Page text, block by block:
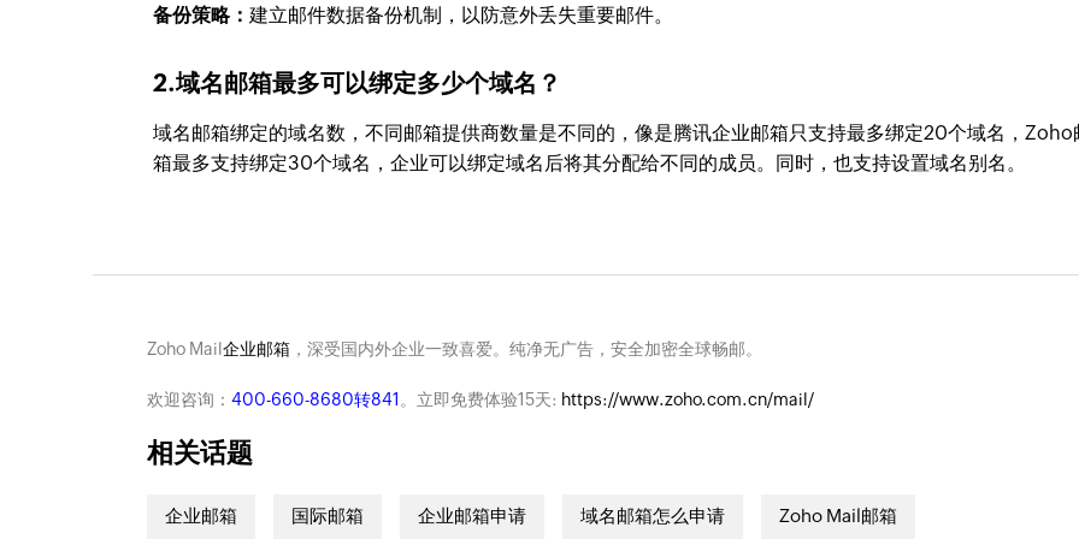
备份策略：建立邮件数据备份机制，以防意外丢失重要邮件。
2.域名邮箱最多可以绑定多少个域名？
域名邮箱绑定的域名数，不同邮箱提供商数量是不同的，像是腾讯企业邮箱只支持最多绑定20个域名，Zoho
箱最多支持绑定30个域名，企业可以绑定域名后将其分配给不同的成员。同时，也支持设置域名别名。
Zoho Mail企业邮箱，深受国内外企业一致喜爱。纯净无广告，安全加密全球畅邮。
欢迎咨询： 400-660-8680转841 。立即免费体验15天: https://www.zoho.com.cn/mail/
相关话题
企业邮箱 国际邮箱 企业邮箱申请 域名邮箱怎么申请 Zoho Mail邮箱